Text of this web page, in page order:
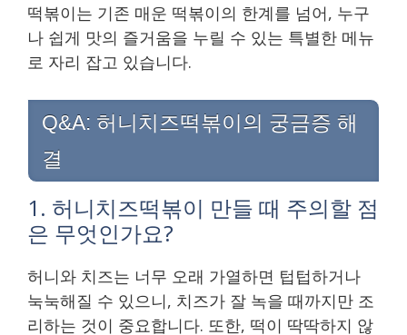
떡볶이는 기존 매운 떡볶이의 한계를 넘어, 누구
나 쉽게 맛의 즐거움을 누릴 수 있는 특별한 메뉴
로 자리 잡고 있습니다.
Q&A: 허니치즈떡볶이의 궁금증 해
결
1. 허니치즈떡볶이 만들 때 주의할 점
은 무엇인가요?
허니와 치즈는 너무 오래 가열하면 텁텁하거나
눅눅해질 수 있으니, 치즈가 잘 녹을 때까지만 조
리하는 것이 중요합니다. 또한, 떡이 딱딱하지 않